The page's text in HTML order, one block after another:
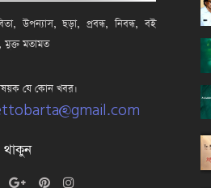
উপন্যাস, ছড়া, প্রবন্ধ, নিবন্ধ, বই
মতামত
যে কোন খবর।
থাকুন